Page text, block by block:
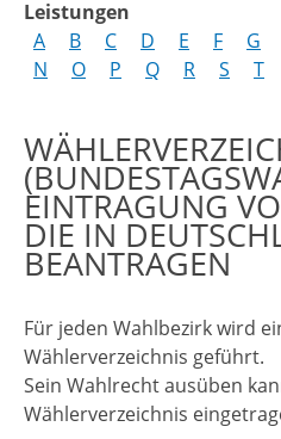
Leistungen
A
B C D E F G
N
O P Q R S T
EINTRAGUNG
DIE IN
BEANTRAGEN
Für jeden Wahlbezirk wird
Wählerverzeichnis geführt.
Sein Wahlrecht ausüben
Wählerverzeichnis